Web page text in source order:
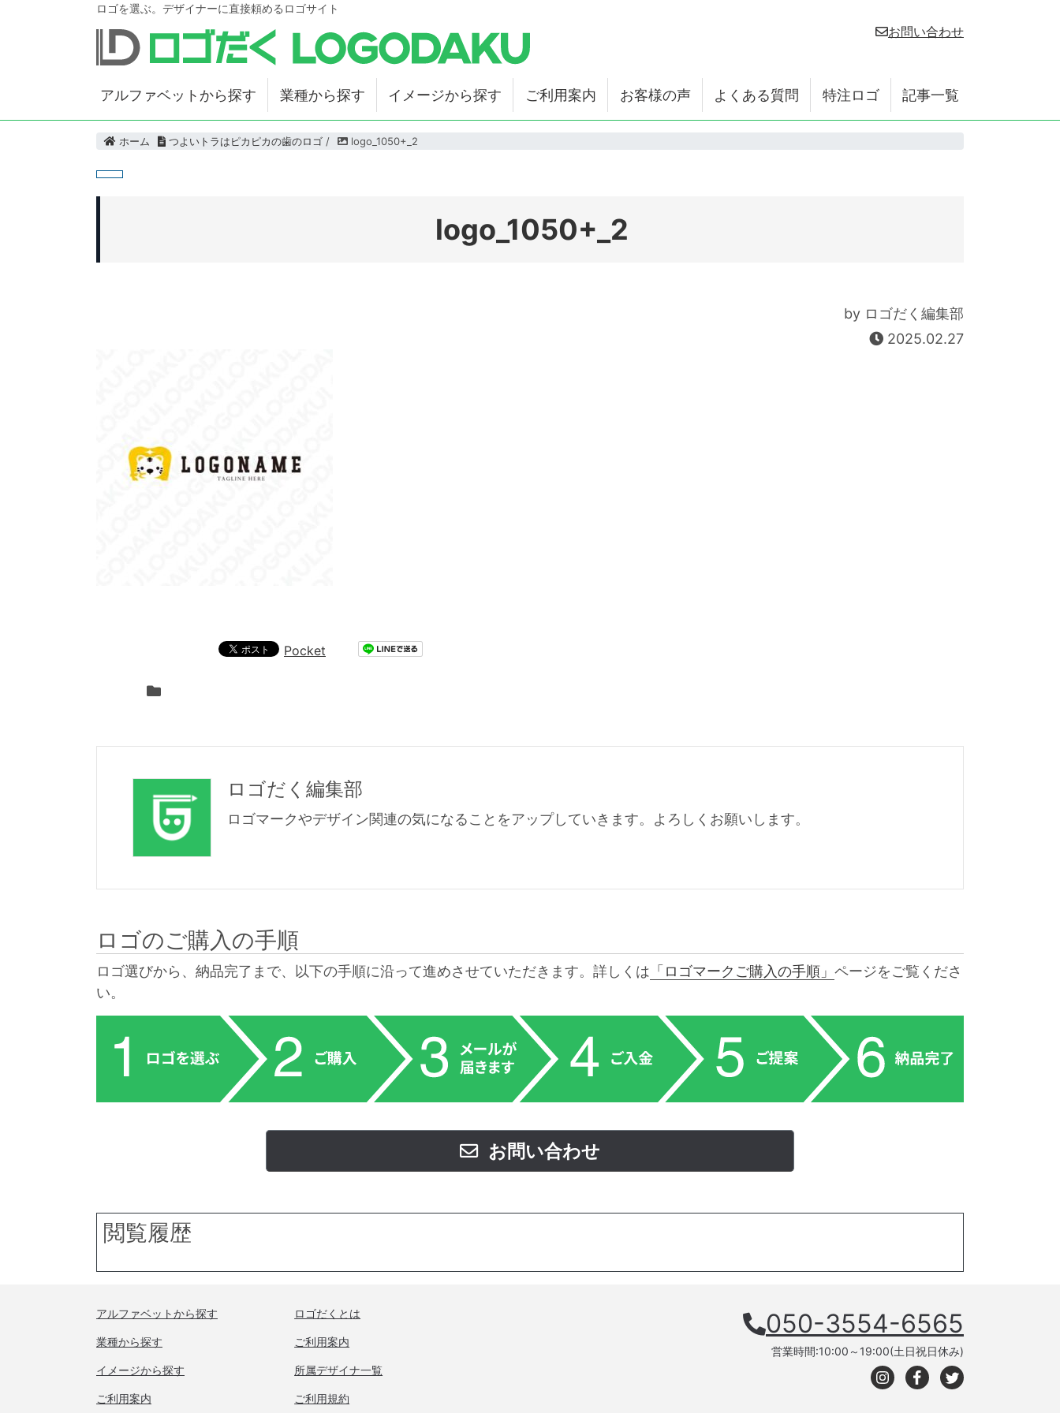
ロゴを選ぶ。デザイナーに直接頼めるロゴサイト
お問い合わせ
アルファベットから探す 業種から探す イメージから探す ご利用案内 お客様の声 よくある質問 特注ロゴ 記事一覧
ホーム つよいトラはピカピカの歯のロゴ / logo_1050+_2
logo_1050+_2
by ロゴだく編集部
2025.02.27
Pocket
ロゴだく編集部
ロゴマークやデザイン関連の気になることをアップしていきます。よろしくお願いします。
ロゴのご購入の手順
ロゴ選びから、納品完了まで、以下の手順に沿って進めさせていただきます。詳しくは 「ロゴマークご購入の手順」 ページをご覧くださ
い。
お問い合わせ
閲覧履歴
アルファベットから探す
業種から探す
イメージから探す
ご利用案内
ロゴだくとは
ご利用案内
所属デザイナ一覧
ご利用規約
050-3554-6565
営業時間:10:00～19:00(土日祝日休み)